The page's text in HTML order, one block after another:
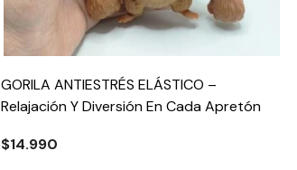
GORILA ANTIESTRÉS ELÁSTICO –
Relajación Y Diversión En Cada Apretón
$14.990